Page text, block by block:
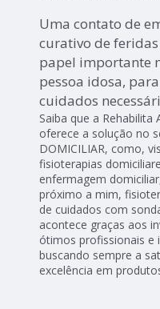
Uma contato de
curativo de
papel importante
pessoa idosa,
cuidados
Saiba que a
oferece a solução no
DOMICILIAR, como,
fisioterapias
enfermagem
próximo a mim,
de cuidados com
acontece graças aos
ótimos profissionais e
buscando sempre a
excelência em